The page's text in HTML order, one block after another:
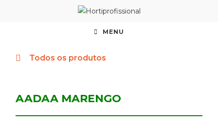
MENU
Todos os produtos
AADAA MARENGO